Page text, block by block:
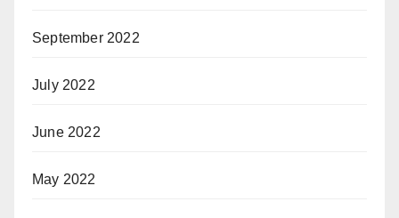
September 2022
July 2022
June 2022
May 2022